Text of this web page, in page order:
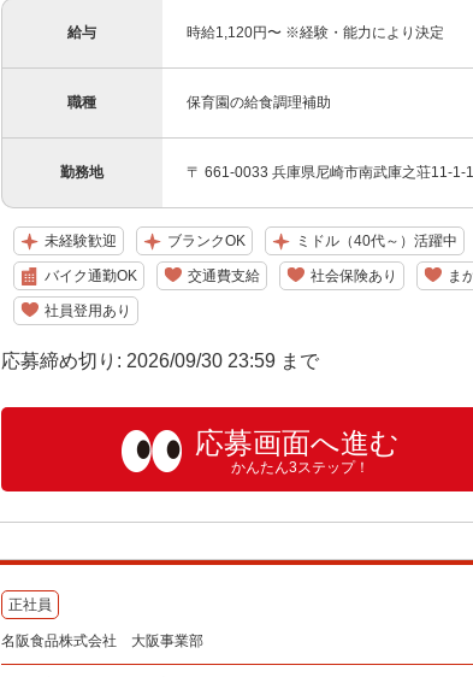
給与 時給1,120円〜 ※経験・能力により決定
職種 保育園の給食調理補助
勤務地 〒 661-0033 兵庫県尼崎市南武庫之荘11-1-
未経験歓迎 ブランクOK ミドル（40代～）活躍中
バイク通勤OK 交通費支給 社会保険あり ま
社員登用あり
応募締め切り: 2026/09/30 23:59 まで
応募画面へ進む
かんたん3ステップ！
正社員
名阪食品株式会社 大阪事業部